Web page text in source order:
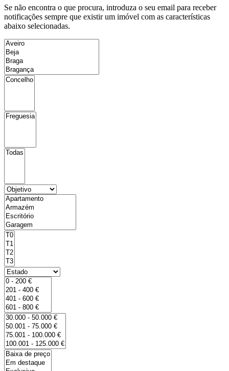
Se não encontra o que procura, introduza o seu email para receber
notificações sempre que existir um imóvel com as características
abaixo selecionadas.